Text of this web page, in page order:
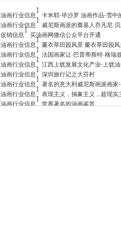
油画行业信息 】 卡米耶·毕沙罗 油画作品-雪中
油画行业信息 】 威尼斯画派的奠基人乔凡尼·
促销信息 】 买油画网微信公众平台开通
油画行业信息 】 薰衣草田园风景 薰衣草田园
油画行业信息 】 法国画家让·巴普蒂斯特·格瑞
油画行业信息 】 江西上犹发展文化产业-上犹
油画行业信息 】 深圳旅行记之大芬村
油画行业信息 】 著名的意大利威尼斯画派画
油画行业信息 】 表现主义，抽象主义，超现
油画行业信息】 世界著名的油画鉴赏